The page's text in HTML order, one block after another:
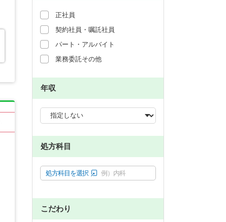
正社員
契約社員・嘱託社員
パート・アルバイト
業務委託その他
年収
処方科目
処方科目を選択 例）内科
こだわり